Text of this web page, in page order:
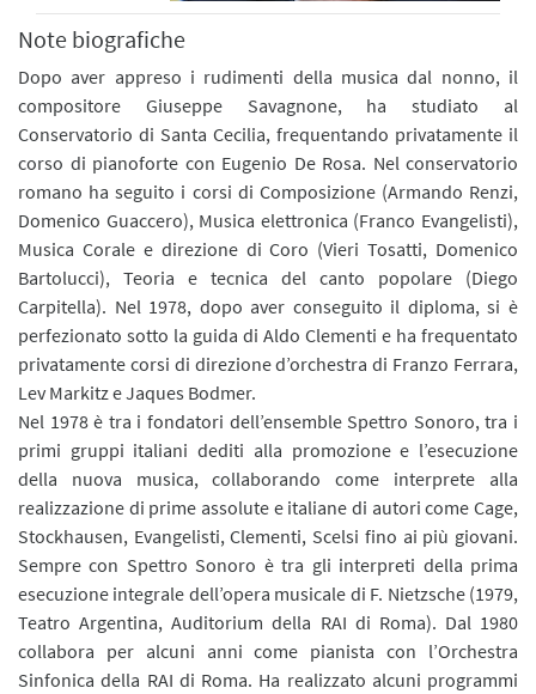
Note biografiche
Dopo aver appreso i rudimenti della musica dal nonno, il
compositore Giuseppe Savagnone, ha studiato al
Conservatorio di Santa Cecilia, frequentando privatamente il
corso di pianoforte con Eugenio De Rosa. Nel conservatorio
romano ha seguito i corsi di Composizione (Armando Renzi,
Domenico Guaccero), Musica elettronica (Franco Evangelisti),
Musica Corale e direzione di Coro (Vieri Tosatti, Domenico
Bartolucci), Teoria e tecnica del canto popolare (Diego
Carpitella). Nel 1978, dopo aver conseguito il diploma, si è
perfezionato sotto la guida di Aldo Clementi e ha frequentato
privatamente corsi di direzione d’orchestra di Franzo Ferrara,
Lev Markitz e Jaques Bodmer.
Nel 1978 è tra i fondatori dell’ensemble Spettro Sonoro, tra i
primi gruppi italiani dediti alla promozione e l’esecuzione
della nuova musica, collaborando come interprete alla
realizzazione di prime assolute e italiane di autori come Cage,
Stockhausen, Evangelisti, Clementi, Scelsi fino ai più giovani.
Sempre con Spettro Sonoro è tra gli interpreti della prima
esecuzione integrale dell’opera musicale di F. Nietzsche (1979,
Teatro Argentina, Auditorium della RAI di Roma). Dal 1980
collabora per alcuni anni come pianista con l’Orchestra
Sinfonica della RAI di Roma. Ha realizzato alcuni programmi